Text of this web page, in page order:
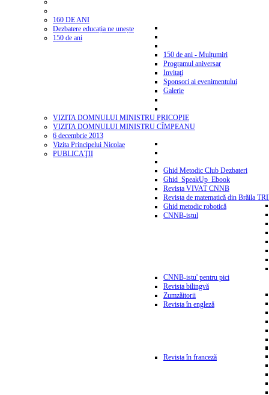
160 DE ANI
Dezbatere educația ne unește
150 de ani
150 de ani - Mulțumiri
Programul aniversar
Invitaţi
Sponsori ai evenimentului
Galerie
VIZITA DOMNULUI MINISTRU PRICOPIE
VIZITA DOMNULUI MINISTRU CÎMPEANU
6 decembrie 2013
Vizita Principelui Nicolae
PUBLICAŢII
Ghid Metodic Club Dezbateri
Ghid_SpeakUp_Ebook
Revista VIVAT CNNB
Revista de matematică din Brăila
Ghid metodic robotică
CNNB-istul
CNNB-istu' pentru pici
Revista bilingvă
Zumzăitorii
Revista în engleză
Revista în franceză